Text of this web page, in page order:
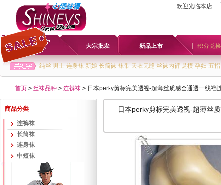
欢迎光临本店
首页 大宗批发 新品上市 积分兑换
纯丝 男士 连身袜 新娘 长筒袜 袜带 天衣无缝 丝袜内裤 足模 孕妇 五
首页 > 丝袜品种 > 连裤袜 > 日本perky剪标完美透视-超薄丝质感全通透一线裆
商品分类
连裤袜
长筒袜
连身袜
中短袜
日本perky剪标完美透视-超薄丝